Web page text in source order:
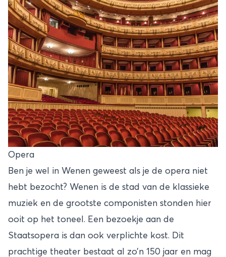
Opera
Ben je wel in Wenen geweest als je de opera niet
hebt bezocht? Wenen is de stad van de klassieke
muziek en de grootste componisten stonden hier
ooit op het toneel. Een bezoekje aan de
Staatsopera is dan ook verplichte kost. Dit
prachtige theater bestaat al zo’n 150 jaar en mag